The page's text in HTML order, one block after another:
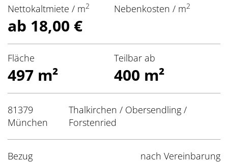
Nettokaltmiete / m2
ab 18,00 €
Nebenkosten / m2
Fläche
497 m²
Teilbar ab
400 m²
81379
München
Thalkirchen / Obersendling /
Forstenried
Bezug nach Vereinbarung